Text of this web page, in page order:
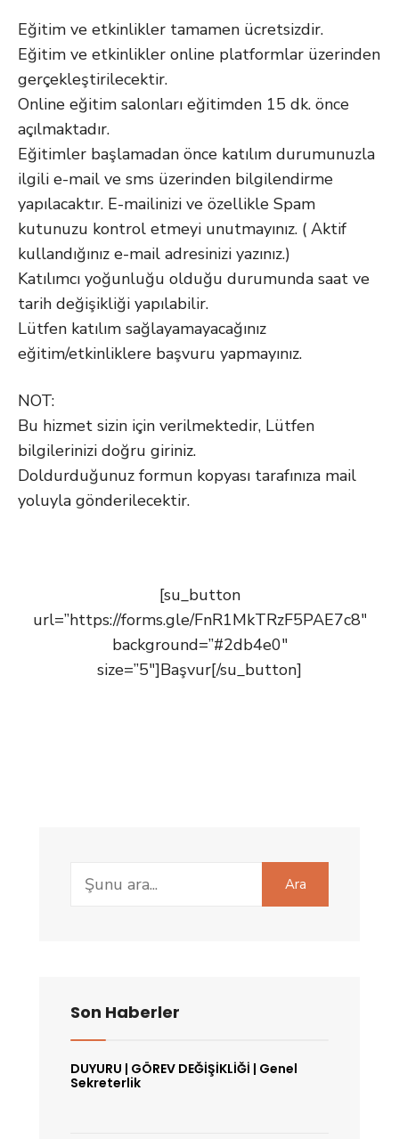
Eğitim ve etkinlikler tamamen ücretsizdir.
Eğitim ve etkinlikler online platformlar üzerinden
gerçekleştirilecektir.
Online eğitim salonları eğitimden 15 dk. önce
açılmaktadır.
Eğitimler başlamadan önce katılım durumunuzla
ilgili e-mail ve sms üzerinden bilgilendirme
yapılacaktır. E-mailinizi ve özellikle Spam
kutunuzu kontrol etmeyi unutmayınız. ( Aktif
kullandığınız e-mail adresinizi yazınız.)
Katılımcı yoğunluğu olduğu durumunda saat ve
tarih değişikliği yapılabilir.
Lütfen katılım sağlayamayacağınız
eğitim/etkinliklere başvuru yapmayınız.
NOT:
Bu hizmet sizin için verilmektedir, Lütfen
bilgilerinizi doğru giriniz.
Doldurduğunuz formun kopyası tarafınıza mail
yoluyla gönderilecektir.
[su_button
url=”https://forms.gle/FnR1MkTRzF5PAE7c8″
background=”#2db4e0″
size=”5″]Başvur[/su_button]
Search
for:
Ara
Son Haberler
DUYURU | GÖREV DEĞİŞİKLİĞİ | Genel
Sekreterlik